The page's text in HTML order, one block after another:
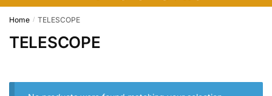
Home / TELESCOPE
TELESCOPE